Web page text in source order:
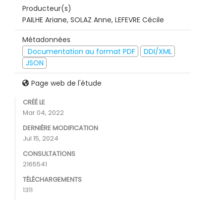
Producteur(s)
PAILHE Ariane, SOLAZ Anne, LEFEVRE Cécile
Métadonnées
Documentation au format PDF
DDI/XML
JSON
Page web de l'étude
CRÉÉ LE
Mar 04, 2022
DERNIÈRE MODIFICATION
Jul 15, 2024
CONSULTATIONS
2165541
TÉLÉCHARGEMENTS
1311